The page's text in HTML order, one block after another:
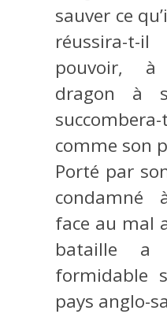
sauver ce
réussira-t-
pouvoir,
dragon à
comme son
Porté par
condamné
face au mal
bataille a
formidable
pays anglo-